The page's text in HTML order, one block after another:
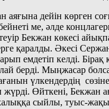
аяғына дейін көрген
ме, әлде
Бекжан көкесі
қаралды. Әкесі Сержан
емдетіп келді. Бірақ
берді. Мыңжасар
үлкендердің
жүрді. Өйткені, Бекжан
сыйлы, туыс-